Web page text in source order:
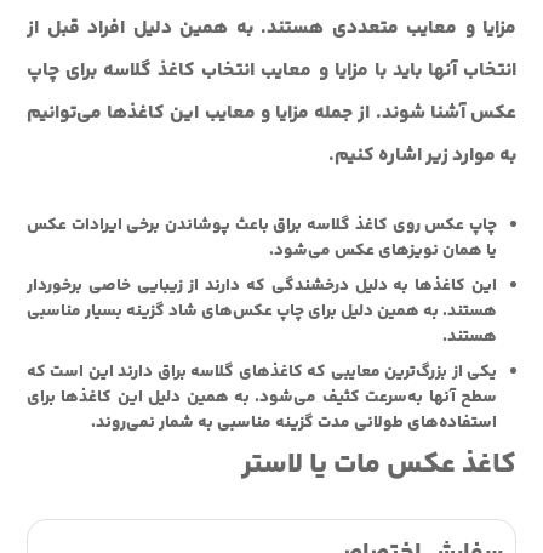
مزایا و معایب متعددی هستند. به همین دلیل افراد قبل از
انتخاب آنها باید با مزایا و معایب انتخاب کاغذ گلاسه برای چاپ
عکس آشنا شوند. از جمله مزایا و معایب این کاغذها می‌توانیم
به موارد زیر اشاره کنیم.
چاپ عکس روی کاغذ گلاسه براق باعث پوشاندن برخی ایرادات عکس
یا همان نویزهای عکس می‌شود.
این کاغذها به دلیل درخشندگی که دارند از زیبایی خاصی برخوردار
هستند. به همین دلیل برای چاپ عکس‌های شاد گزینه بسیار مناسبی
هستند.
یکی از بزرگ‌ترین معایبی که کاغذهای گلاسه براق دارند این است که
سطح آنها به‌سرعت کثیف می‌شود. به همین دلیل این کاغذها برای
استفاده‌های طولانی مدت گزینه مناسبی به شمار نمی‌روند.
کاغذ عکس مات یا لاستر